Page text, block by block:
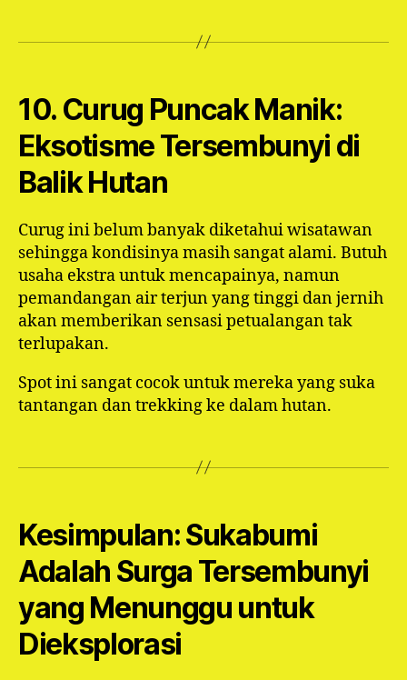
10. Curug Puncak Manik:
Eksotisme Tersembunyi di
Balik Hutan
Curug ini belum banyak diketahui wisatawan
sehingga kondisinya masih sangat alami. Butuh
usaha ekstra untuk mencapainya, namun
pemandangan air terjun yang tinggi dan jernih
akan memberikan sensasi petualangan tak
terlupakan.
Spot ini sangat cocok untuk mereka yang suka
tantangan dan trekking ke dalam hutan.
Kesimpulan: Sukabumi
Adalah Surga Tersembunyi
yang Menunggu untuk
Dieksplorasi